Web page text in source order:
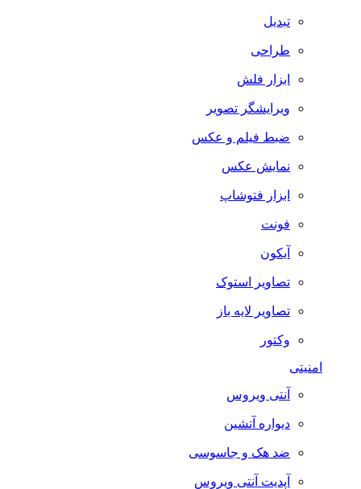
تبدیل
طراحی
ابزار فلش
ویرایشگر تصویر
ضبط فيلم و عكس
نمایش عکس
ابزار فتوشاپ
فونت
آیکون
تصاویر استوک
تصاویر لایه باز
وکتور
امنیتی
آنتی ویروس
دیواره آتشین
ضد هک و جاسوسی
آپدیت آنتی ویروس